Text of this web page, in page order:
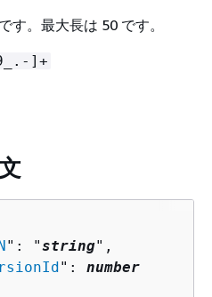
す。最大長は 50 です。
]+
": "string",
": number